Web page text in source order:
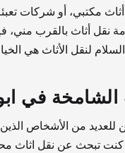
مكتبي، أو شركات
نقل أثاث بالقرب مني،
الشامخة في
من الأشخاص
كنت تبحث عن نقل اثاث